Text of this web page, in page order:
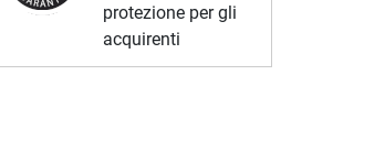
protezione per gli
acquirenti